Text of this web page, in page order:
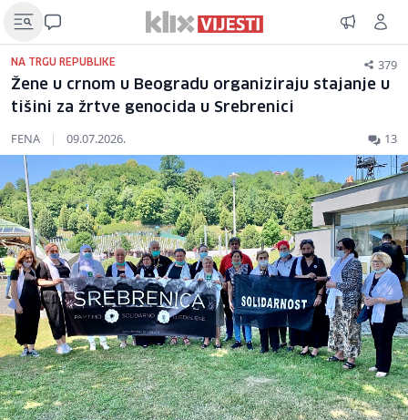
NA TRGU REPUBLIKE 379
Žene u crnom u Beogradu organiziraju stajanje u
tišini za žrtve genocida u Srebrenici
FENA | 09.07.2026. 13